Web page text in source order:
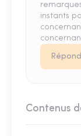
instants
Contenus